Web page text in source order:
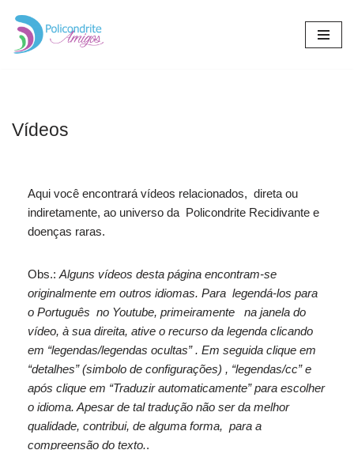
Pular
Vídeos
Aqui você encontrará vídeos relacionados, direta ou
indiretamente, ao universo da Policondrite Recidivante e
doenças raras.
Obs.: Alguns vídeos desta página encontram-se
originalmente em outros idiomas. Para legendá-los para
o Português no Youtube, primeiramente na janela do
vídeo, à sua direita, ative o recurso da legenda clicando
em “legendas/legendas ocultas” . Em seguida clique em
“detalhes” (simbolo de configurações) , “legendas/cc” e
após clique em “Traduzir automaticamente” para escolher
o idioma. Apesar de tal tradução não ser da melhor
qualidade, contribui, de alguma forma, para a
compreensão do texto..